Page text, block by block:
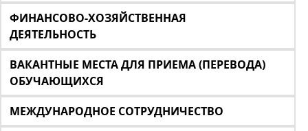
ФИНАНСОВО-ХОЗЯЙСТВЕННАЯ
ДЕЯТЕЛЬНОСТЬ
ВАКАНТНЫЕ МЕСТА ДЛЯ ПРИЕМА (ПЕРЕВОДА)
ОБУЧАЮЩИХСЯ
МЕЖДУНАРОДНОЕ СОТРУДНИЧЕСТВО